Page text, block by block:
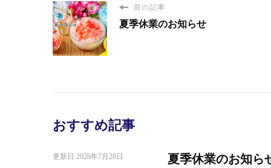
前の記事
夏季休業のお知らせ
おすすめ記事
更新日 2026年7月28日 夏季休業のお知ら